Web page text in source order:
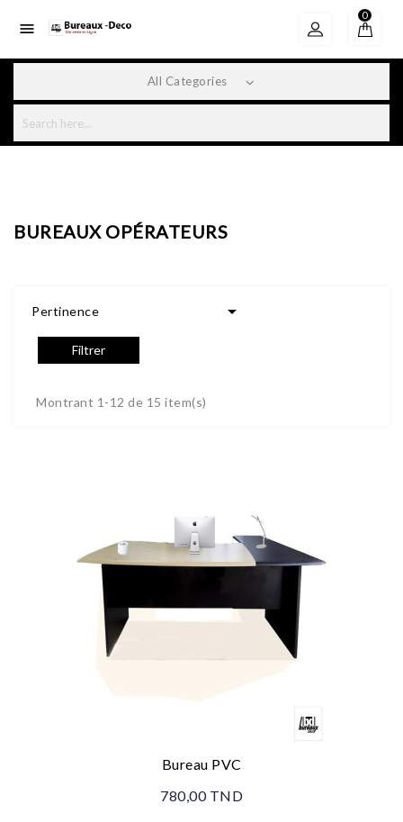

0
All Categories
BUREAUX OPÉRATEURS
Pertinence 
Filtrer
Montrant 1-12 de 15 item(s)
Bureau PVC
780,00 TND